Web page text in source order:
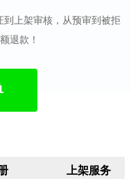
到上架审核，从预审到被拒
退款！
上架服务